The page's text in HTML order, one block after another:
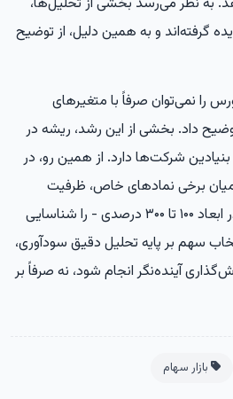
گرفته‌اند و به همین دلیل، از توضیح
را نمی‌توان صرفاً با متغیرهای
داد. بخشی از این رشد، ریشه در
شرکت‌ها دارد. از همین رو، در
میان برخی نمادهای خاص، ظرفیت
رشدهای قابل توجه - حتی در ابعاد ۱۰۰ تا ۳۰۰ درصدی - را شناسایی
سهم بر پایه تحلیل دقیق سودآوری،
آینده‌نگر انجام شود، نه صرفاً بر
بازار سهام